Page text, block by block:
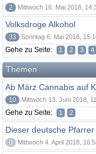
2 Mittwoch 16. Mai 2018,
Volksdroge Alkohol
33 Sonntag 6. Mai 2018,
Gehe zu Seite: 1 2 3 4
Themen
Ab März Cannabis auf
10 Mittwoch 13. Juni 2018,
Gehe zu Seite: 1 2
Dieser deutsche
0 Mittwoch 4. April 2018,